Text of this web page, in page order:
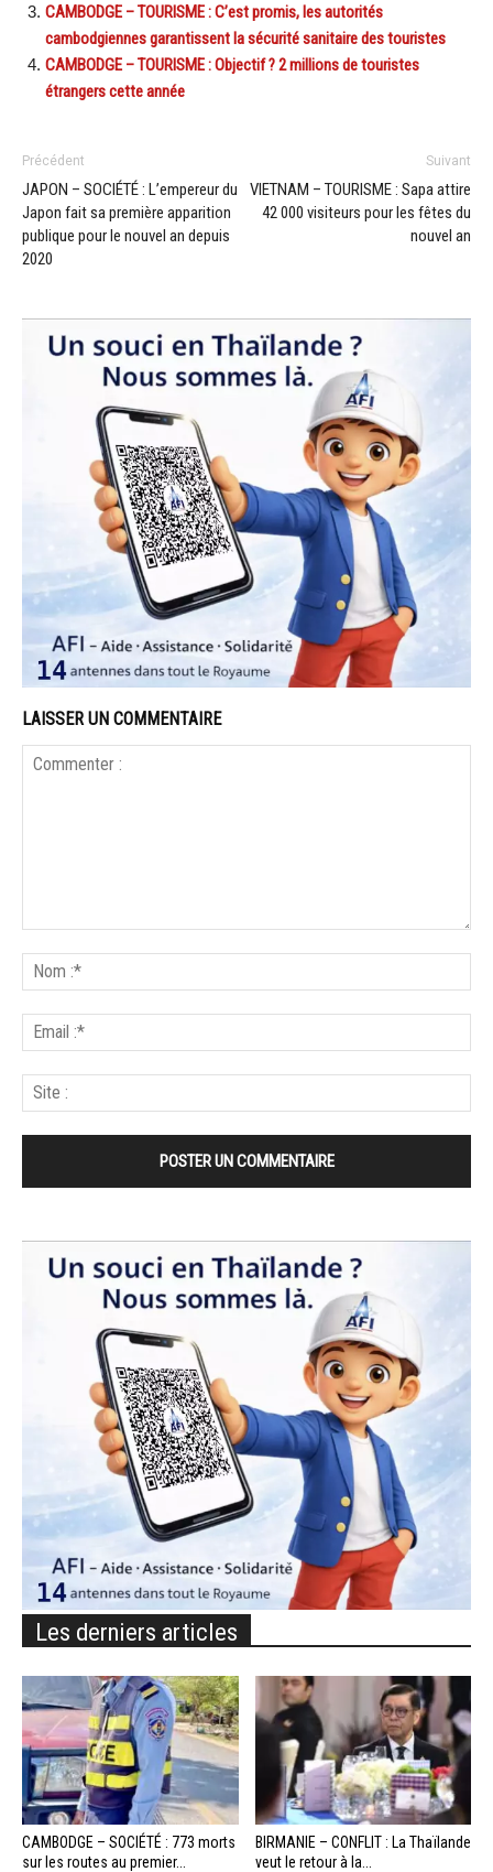
CAMBODGE – TOURISME : C’est promis, les autorités
cambodgiennes garantissent la sécurité sanitaire des touristes
CAMBODGE – TOURISME : Objectif ? 2 millions de touristes
étrangers cette année
Précédent
JAPON – SOCIÉTÉ : L’empereur du
Japon fait sa première apparition
publique pour le nouvel an depuis
2020
Suivant
VIETNAM – TOURISME : Sapa attire
42 000 visiteurs pour les fêtes du
nouvel an
LAISSER UN COMMENTAIRE
Les derniers articles
CAMBODGE – SOCIÉTÉ : 773 morts
sur les routes au premier...
BIRMANIE – CONFLIT : La Thaïlande
veut le retour à la...